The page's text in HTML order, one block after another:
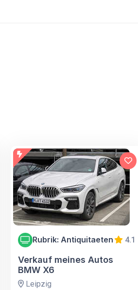
Rubrik: Antiquitaeten 4.1
Verkauf meines Autos
BMW X6
Leipzig